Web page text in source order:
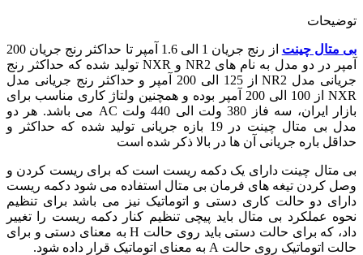
توضیحات
بی متال چینت
از رنج جریان 1 الی 1.6 آمپر تا حداکثر رنج جریان 200
آمپر در دو مدل به نام های NR2 و NXR تولید شده که حداکثر رنج
جریانی مدل NR2 از 125 الی 200 آمپر و حداکثر رنج جریانی مدل
NXR از 100 الی 200 آمپر بوده و همچنین ولتاژ کاری مناسب برای
بازار ایران، سه فاز 380 ولت الی 440 ولت AC می باشد. هر دو
مدل بی متال چینت در 19 بازه جریانی تولید شده که حداکثر و
حداقل باره جریانی آن ها در بالا ذکر شده است
بی متال چینت دارای یک دکمه ریست است که برای ریست کردن و
وصل کردن تیغه های فرمان بی متال استفاده می شود دکمه ریست
دارای دو حالت کاری دستی و اتوماتیک نیز می باشد برای تنظیم
نحوه عملکرد بی متال باید پیچی تنظیم کنار دکمه ریست را تغییر
داد، که برای حالت دستی باید روی حالت H به معنای دستی و برای
حالت اتوماتیک روی حالت A به معنای اتوماتیک قرار داده شود.